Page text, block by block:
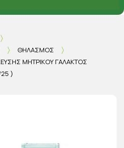
ΘΗΛΑΣΜΌΣ
ΜΗΤΡΙΚΟΎ ΓΆΛΑΚΤΟΣ
)